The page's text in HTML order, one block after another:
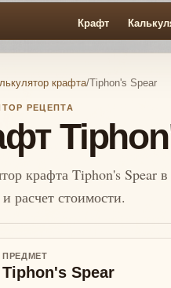
Крафт
крафта/Tiphon's Spear
РЕЦЕПТА
крафта Tiphon's Spear
расчет стоимости.
ПРЕДМЕТ
Tiphon's Spear